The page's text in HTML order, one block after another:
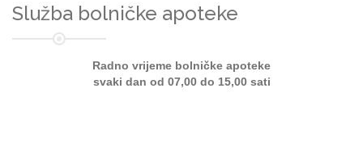
Služba bolničke apoteke
Radno vrijeme bolničke apoteke
svaki dan od 07,00 do 15,00 sati